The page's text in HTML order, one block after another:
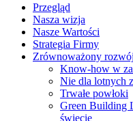
Przegląd
Nasza wizja
Nasze Wartości
Strategia Firmy
Zrównoważony rozwój
Know-how w
Nie dla lotnych
Trwałe powłoki
Green Building
świecie